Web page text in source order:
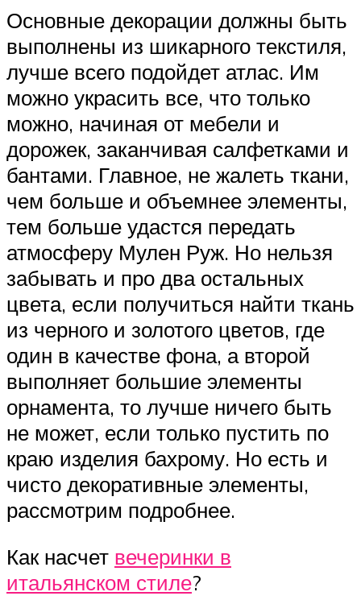
Основные декорации должны быть
выполнены из шикарного текстиля,
лучше всего подойдет атлас. Им
можно украсить все, что только
можно, начиная от мебели и
дорожек, заканчивая салфетками и
бантами. Главное, не жалеть ткани,
чем больше и объемнее элементы,
тем больше удастся передать
атмосферу Мулен Руж. Но нельзя
забывать и про два остальных
цвета, если получиться найти ткань
из черного и золотого цветов, где
один в качестве фона, а второй
выполняет большие элементы
орнамента, то лучше ничего быть
не может, если только пустить по
краю изделия бахрому. Но есть и
чисто декоративные элементы,
рассмотрим подробнее.
Как насчет вечеринки в
итальянском стиле?